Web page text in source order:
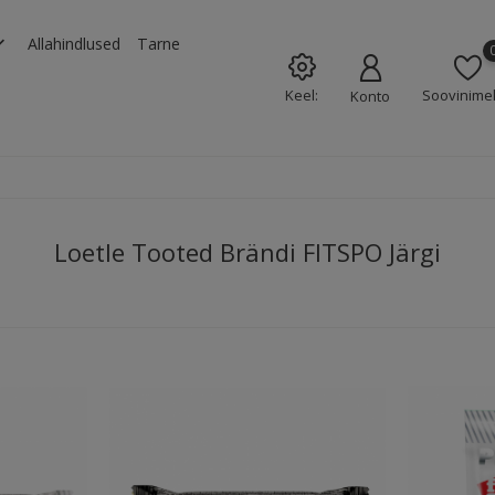
Allahindlused Tarne
Keel: Konto
Loetle Tooted Brändi FITSPO Järgi